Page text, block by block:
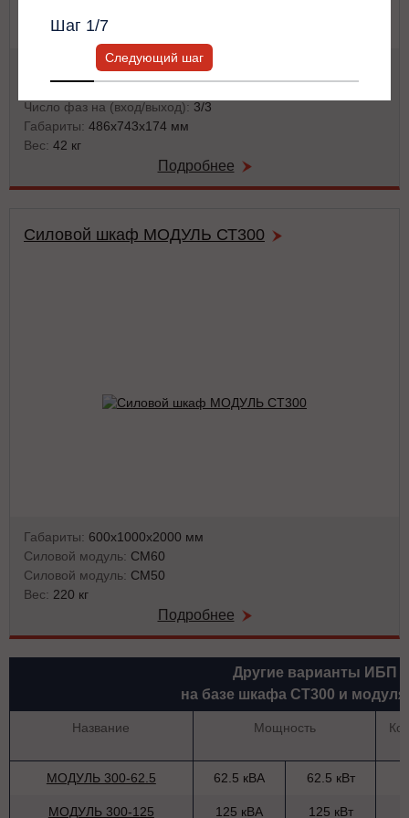
62.5 кВА / 62.5 кВт
Число фаз на (вход/выход): 3/3
Габариты: 486x743x174 мм
Вес: 42 кг
Подробнее
Силовой шкаф МОДУЛЬ СТ300
Габариты: 600х1000х2000 мм
Силовой модуль: СМ60
Силовой модуль: СМ50
Вес: 220 кг
Подробнее
Другие варианты ИБП
на базе шкафа СТ300 и
Название Мощность
МОДУЛЬ 300-62.5 62.5 кВА 62.5 кВт
МОДУЛЬ 300-125 125 кВА 125 кВт
Шаг 1/7
Следующий шаг